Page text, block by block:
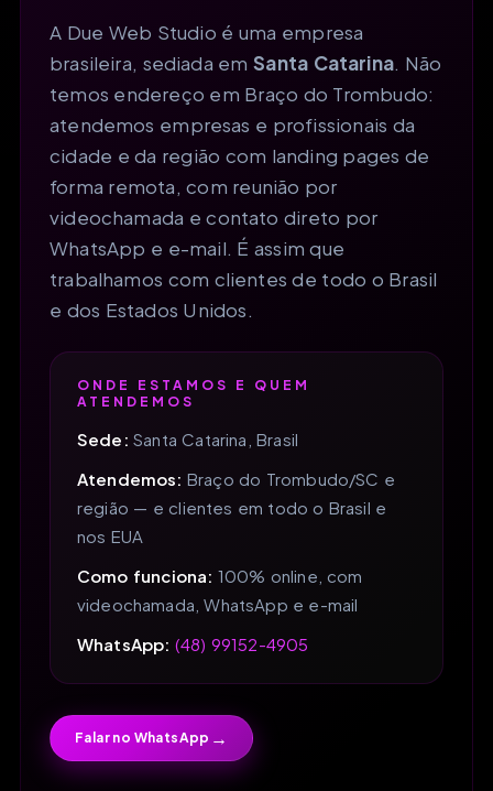
A Due Web Studio é uma empresa
brasileira, sediada emSanta Catarina. Não
temos endereço em Braço do Trombudo:
atendemos empresas e profissionais da
cidade e da região com landing pages de
forma remota, com reunião por
videochamada e contato direto por
WhatsApp e e-mail. É assim que
trabalhamos com clientes de todo o Brasil
e dos Estados Unidos.
ONDE ESTAMOS E QUEM
ATENDEMOS
Sede: Santa Catarina, Brasil
Atendemos: Braço do Trombudo/SC e
região — e clientes em todo o Brasil e
nos EUA
Como funciona: 100% online, com
videochamada, WhatsApp e e-mail
WhatsApp: (48) 99152-4905
Falar no WhatsApp →